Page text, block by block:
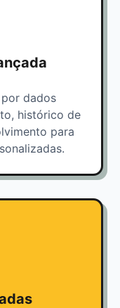
dados
histórico de
para